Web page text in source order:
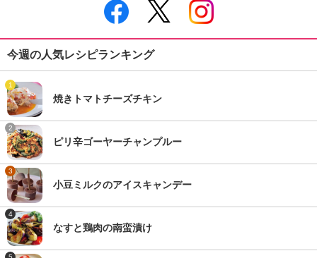
今週の人気レシピランキング
1
焼きトマトチーズチキン
2
ピリ辛ゴーヤーチャンプルー
3
小豆ミルクのアイスキャンデー
4
なすと鶏肉の南蛮漬け